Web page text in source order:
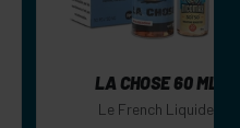
LA CHOSE 60 ML
Le French Liquide